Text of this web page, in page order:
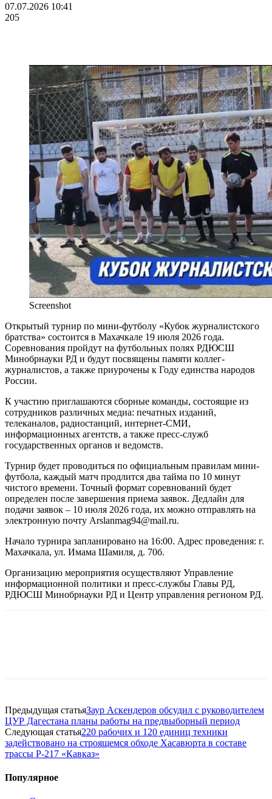
07.07.2026 10:41
205
Screenshot
Открытый турнир по мини-футболу «Кубок журналистского
братства» состоится в Махачкале 19 июля 2026 года.
Соревнования пройдут на футбольных полях РДЮСШ
Минобрнауки РД и будут посвящены памяти коллег-
журналистов, а также приурочены к Году единства народов
России.
К участию приглашаются сборные команды, состоящие из
сотрудников различных медиа: печатных изданий,
телеканалов, радиостанций, интернет-СМИ,
информационных агентств, а также пресс-служб
государственных органов и ведомств.
Турнир будет проводиться по официальным правилам мини-
футбола, каждый матч продлится два тайма по 10 минут
чистого времени. Точный формат соревнований будет
определен после завершения приема заявок. Дедлайн для
подачи заявок – 10 июля 2026 года, их можно отправлять на
электронную почту Arslanmag94@mail.ru.
Начало турнира запланировано на 16:00. Адрес проведения: г.
Махачкала, ул. Имама Шамиля, д. 70б.
Организацию мероприятия осуществляют Управление
информационной политики и пресс-службы Главы РД,
РДЮСШ Минобрнауки РД и Центр управления регионом РД.
Предыдущая статьяЗаур Аскендеров обсудил с руководителем
ЦУР Дагестана планы работы на предвыборный период
Следующая статья220 рабочих и 120 единиц техники
задействовано на строящемся обходе Хасавюрта в составе
трассы Р-217 «Кавказ»
Популярное